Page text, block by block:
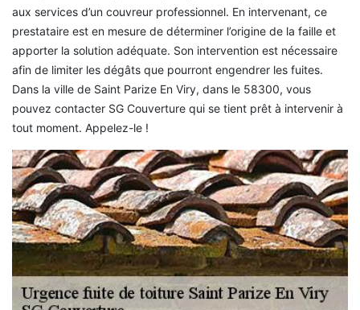
aux services d’un couvreur professionnel. En intervenant, ce
prestataire est en mesure de déterminer l’origine de la faille et
apporter la solution adéquate. Son intervention est nécessaire
afin de limiter les dégâts que pourront engendrer les fuites.
Dans la ville de Saint Parize En Viry, dans le 58300, vous
pouvez contacter SG Couverture qui se tient prêt à intervenir à
tout moment. Appelez-le !